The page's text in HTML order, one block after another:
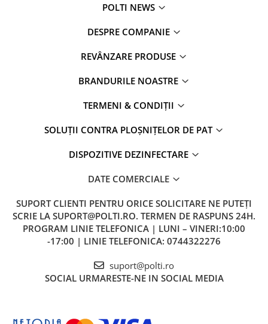
POLTI NEWS
DESPRE COMPANIE
REVÂNZARE PRODUSE
BRANDURILE NOASTRE
TERMENI & CONDIȚII
SOLUȚII CONTRA PLOȘNIȚELOR DE PAT
DISPOZITIVE DEZINFECTARE
DATE COMERCIALE
SUPORT CLIENTI PENTRU ORICE SOLICITARE NE PUTEȚI
SCRIE LA SUPORT@POLTI.RO. TERMEN DE RASPUNS 24H.
PROGRAM LINIE TELEFONICA | LUNI – VINERI:10:00
-17:00 | LINIE TELEFONICA: 0744322276
suport@polti.ro
SOCIAL URMARESTE-NE IN SOCIAL MEDIA